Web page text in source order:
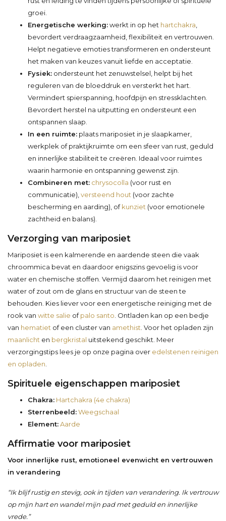
groei.
Energetische werking:werkt in op het hartchakra
bevordert verdraagzaamheid, flexibiliteit en vertrouwen.
Helpt negatieve emoties transformeren en ondersteunt
het maken van keuzes vanuit liefde en acceptatie.
Fysiek: ondersteunt het zenuwstelsel, helpt bij het
reguleren van de bloeddruk en versterkt het hart.
Vermindert spierspanning, hoofdpijn en stressklachten.
Bevordert herstel na uitputting en ondersteunt een
ontspannen slaap.
In een ruimte: plaats mariposiet in je slaapkamer,
werkplek of praktijkruimte om een sfeer van rust, geduld
en innerlijke stabiliteit te creëren. Ideaal voor ruimtes
waarin harmonie en ontspanning gewenst zijn.
Combineren met: chrysocolla (voor rust en
communicatie), versteend hout (voor zachte
bescherming en aarding), ofkunziet (voor emotionele
zachtheid en balans).
Verzorging van mariposiet
Mariposiet is een kalmerende en aardende steen die vaak
chroommica bevat en daardoor enigszins gevoelig is voor
water en chemische stoffen. Vermijd daarom het reinigen met
water of zout om de glans en structuur van de steen te
behouden. Kies liever voor een energetische reiniging met de
rook van witte salie ofpalo santo . Ontladen kan op een bedje
van hematiet of een cluster van amethist . Voor het opladen zijn
maanlicht en bergkristal uitstekend geschikt. Meer
verzorgingstips lees je op onze pagina over edelstenen reinigen
en opladen
Spirituele eigenschappen mariposiet
Chakra: Hartchakra (4e chakra)
Sterrenbeeld:Weegschaal
Element:Aarde
Affirmatie voor mariposiet
Voor innerlijke rust, emotioneel evenwicht en vertrouwen
in verandering
“Ik blijf rustig en stevig, ook in tijden van verandering. Ik vertrouw
op mijn hart en wandel mijn pad met geduld en innerlijke
vrede.”